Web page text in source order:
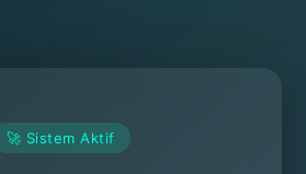
🚀 Sistem Aktif